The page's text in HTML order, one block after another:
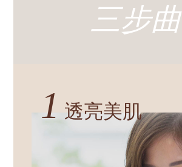
三步曲
1 透亮美肌